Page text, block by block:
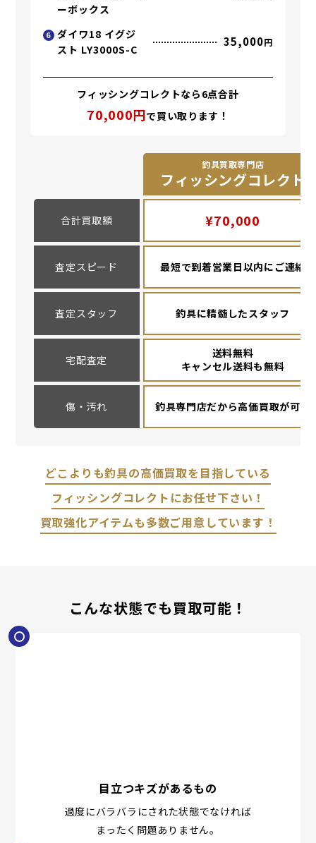
ーボックス
6 ダイワ18 イグジ
スト LY3000S-C
35,000円
フィッシングコレクトなら6点合計
70,000円で買い取ります！
釣具買取専門店
フィッシングコレクト
合計買取額 ¥70,000
査定スピード 最短で到着営業日以内にご連絡
査定スタッフ 釣具に精髄したスタッフ
宅配査定
送料無料
キャンセル送料も無料
傷・汚れ 釣具専門店だから高価買取が可能
どこよりも釣具の高価買取を目指している
フィッシングコレクトにお任せ下さい！
買取強化アイテムも多数ご用意しています！
こんな状態でも買取可能！
目立つキズがあるもの
過度にバラバラにされた状態でなければ
まったく問題ありません。